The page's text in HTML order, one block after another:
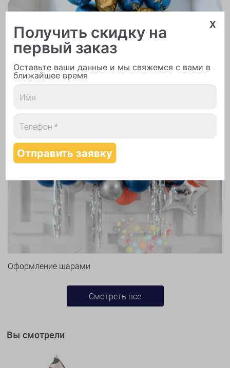
Надутие шаров гелием
Оформление шарами
Смотреть все
Вы смотрели
x
Получить скидку на
первый заказ
Оставьте ваши данные и мы свяжемся с вами в
ближайшее время